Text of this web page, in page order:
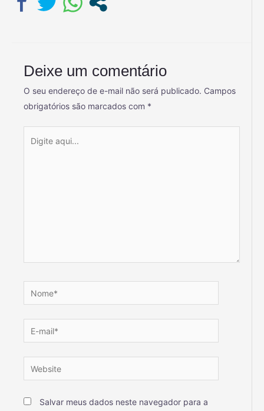
Deixe um comentário
O seu endereço de e-mail não será publicado. Campos
obrigatórios são marcados com *
Salvar meus dados neste navegador para a